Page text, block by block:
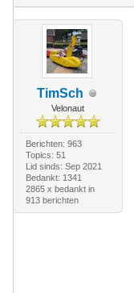
TimSch
Velonaut
Berichten: 963
Topics: 51
Lid sinds: Sep 2021
Bedankt: 1341
2865 x bedankt in
913 berichten